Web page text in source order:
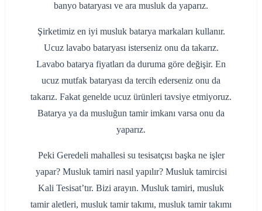
banyo bataryası ve ara musluk da yaparız.
Şirketimiz en iyi musluk batarya markaları kullanır.
Ucuz lavabo bataryası isterseniz onu da takarız.
Lavabo batarya fiyatları da duruma göre değişir. En
ucuz mutfak bataryası da tercih ederseniz onu da
takarız. Fakat genelde ucuz ürünleri tavsiye etmiyoruz.
Batarya ya da musluğun tamir imkanı varsa onu da
yaparız.
Peki Geredeli mahallesi su tesisatçısı başka ne işler
yapar? Musluk tamiri nasıl yapılır? Musluk tamircisi
Kali Tesisat’tır. Bizi arayın. Musluk tamiri, musluk
tamir aletleri, musluk tamir takımı, musluk tamir takımı